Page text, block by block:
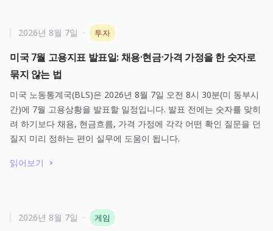
미국 7월 고용지표 발표일: 채용·현금·가격 가정을 한 숫자로
묶지 않는 법
2026년 8월 7일 · 투자
미국 노동통계국(BLS)은 2026년 8월 7일 오전 8시 30분(미 동부시
간)에 7월 고용상황을 발표할 일정입니다. 발표 전에는 숫자를 맞히
려 하기보다 채용, 현금흐름, 가격 가정에 각각 어떤 확인 질문을 던
질지 미리 정하는 편이 실무에 도움이 됩니다.
읽어보기
2026년 8월 7일 · 게임